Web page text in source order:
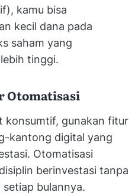
kamu bisa
kecil dana pada
saham yang
tinggi.
Otomatisasi
konsumtif, gunakan fitur
kantong digital yang
Otomatisasi
berinvestasi tanpa
bulannya.